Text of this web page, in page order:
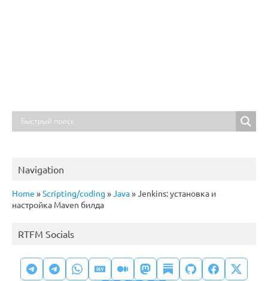
Navigation
Home »Scripting/coding »Java»Jenkins: установка и
настройка Maven билда
RTFM Socials